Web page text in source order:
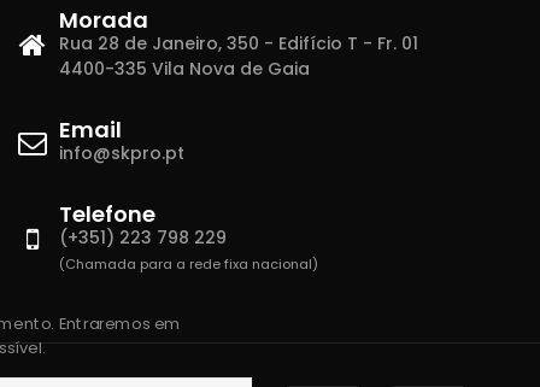
Morada
Rua 28 de Janeiro, 350 - Edifício T - Fr. 01
4400-335 Vila Nova de Gaia
Email
info@skpro.pt
Telefone
(+351) 223 798 229
(Chamada para a rede fixa nacional)
Entraremos em